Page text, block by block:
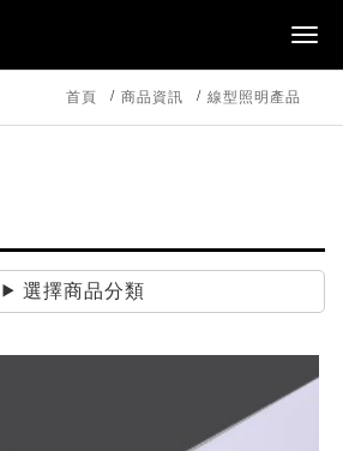
首頁 商品資訊 線型照明產品
選擇商品分類